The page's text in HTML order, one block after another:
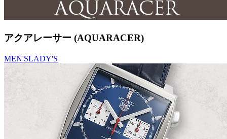
アクアレーサー (AQUARACER)
MEN'SLADY'S